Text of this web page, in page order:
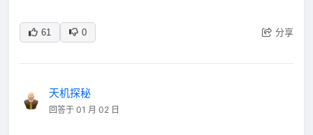
61 0 分享
天机探秘
回答于 01 月 02 日